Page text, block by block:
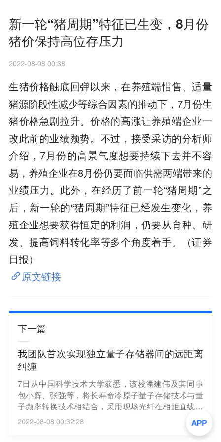
新一轮“猪周期”特征已生变，8月份
猪价保持高位存压力
2022-08-08 00:38
生猪价格触底回弹以来，在养殖端惜售、适量
猪源阶段性减少等综合因素的推动下，7月份生
猪价格急剧拉升。价格的高涨让养殖端企业一
改此前的业绩颓势。不过，接受采访的分析师
介绍，7月份的高景气度想要持续下去并不容
易，养殖企业在8月份仍要面临供需两端带来的
业绩压力。此外，在经历了前一轮“猪周期”之
后，新一轮的“猪周期”特征已经发生变化，养
殖企业想要获得恒定的利润，仍要从育种、研
发、提高饲料转化率等多个角度着手。（证券
日报）
原文链接
下一篇
我团队首次实现独立量子存储器间的远距离
纠缠
7日从中国科学技术大学获悉，该校潘建伟及其同事
包小辉、张强等，将长寿命冷原子量子存储技术与量
子频率转换技术相结合，采用现场光纤在相距直线距
离12.5公里的独立量子存储节点间建立纠缠。相关研
究成果以编辑推荐的形式日前发表在《物理评论快
2022-08-08 00:32:28